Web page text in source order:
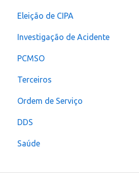
Notificação
Configurações
Eleição de CIPA
Investigação de Acidente
Configuração
PCMSO
Terceiros
Usuário
Ordem de Serviço
DDS
Saúde